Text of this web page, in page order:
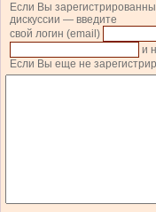
Если Вы
дискуссии — введите
свой логин (email)
и
Если Вы еще не